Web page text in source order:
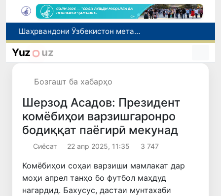
Намояндагии Агентии муҳоҷират дар Москва моҳи июл ба зиёда аз 1,8 ҳазор шаҳрванди Ӯзбекистон кумак расонд
Дастаи мунтахаби Ӯзбекистон ба даври чорякниҳоии «Бозиҳои Оянда – 2026» дар Остона роҳ ёфт
Yuz uz
Бозгашт ба хабарҳо
Шерзод Асадов: Президент
комёбиҳои варзишгаронро
бодиққат паёгирӣ мекунад
Сиёсат 22 апр 2025, 11:35 3 747
Комёбиҳои соҳаи варзиши мамлакат дар
моҳи апрел танҳо бо футбол маҳдуд
нагардид. Бахусус, дастаи мунтахаби